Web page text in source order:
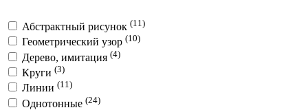
Абстрактный рисунок (11)
Геометрический узор (10)
Дерево, имитация (4)
Круги (3)
Линии (11)
Однотонные (24)